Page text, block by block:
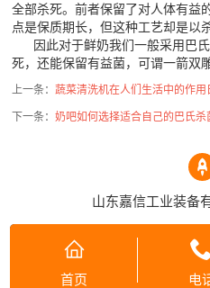
全部杀死。前者保留了对人体有益
点是保质期长，但这种工艺却是以
因此对于鲜奶我们一般采用巴氏
死，还能保留有益菌，可谓一箭双雕
上一条：蔬菜清洗机在人们生活中的作用
下一条：奶吧如何选择适合自己的巴氏杀
山东嘉信工业装备
首页 电